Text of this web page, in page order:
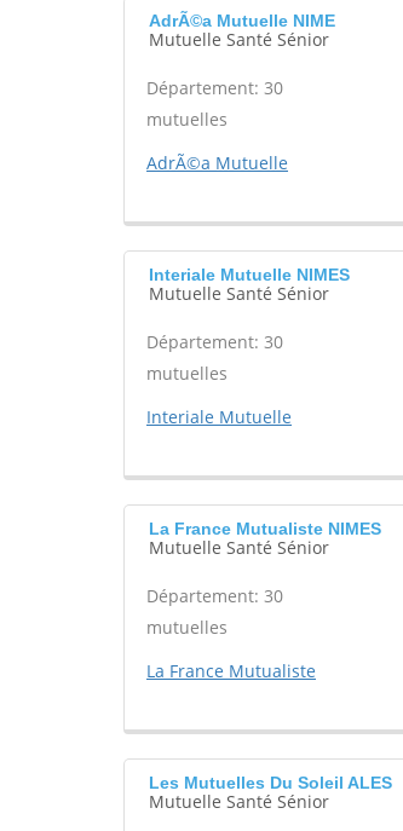
AdrÃ©a Mutuelle NIME
Mutuelle Santé Sénior
Département: 30
mutuelles
AdrÃ©a Mutuelle
Interiale Mutuelle NIMES
Mutuelle Santé Sénior
Département: 30
mutuelles
Interiale Mutuelle
La France Mutualiste NIMES
Mutuelle Santé Sénior
Département: 30
mutuelles
La France Mutualiste
Les Mutuelles Du Soleil ALES
Mutuelle Santé Sénior